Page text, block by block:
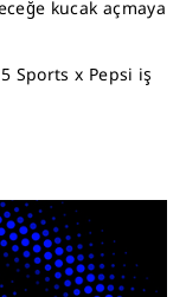
kucak açmaya
Sports x Pepsi iş